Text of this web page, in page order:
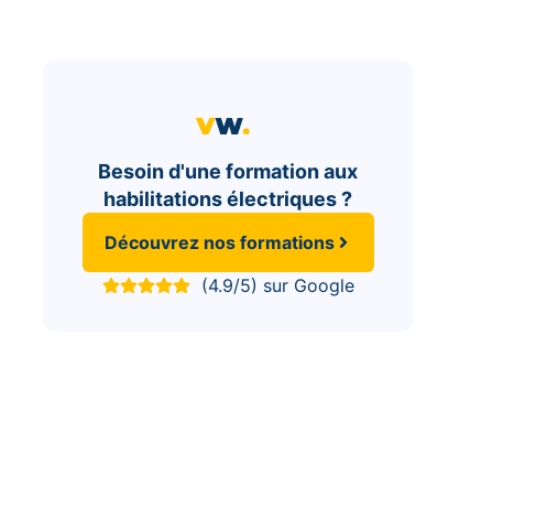
Besoin d'une formation aux
habilitations électriques ?
Découvrez nos formations
(4.9/5) sur Google